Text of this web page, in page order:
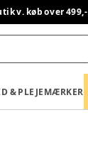
v. køb over 499,-
& PLEJEMÆRKER